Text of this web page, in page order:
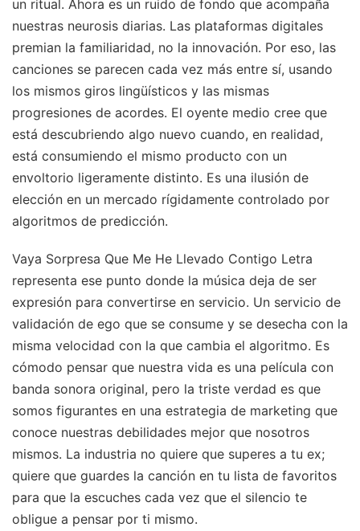
un ritual. Ahora es un ruido de fondo que acompaña
nuestras neurosis diarias. Las plataformas digitales
premian la familiaridad, no la innovación. Por eso, las
canciones se parecen cada vez más entre sí, usando
los mismos giros lingüísticos y las mismas
progresiones de acordes. El oyente medio cree que
está descubriendo algo nuevo cuando, en realidad,
está consumiendo el mismo producto con un
envoltorio ligeramente distinto. Es una ilusión de
elección en un mercado rígidamente controlado por
algoritmos de predicción.
Vaya Sorpresa Que Me He Llevado Contigo Letra
representa ese punto donde la música deja de ser
expresión para convertirse en servicio. Un servicio de
validación de ego que se consume y se desecha con la
misma velocidad con la que cambia el algoritmo. Es
cómodo pensar que nuestra vida es una película con
banda sonora original, pero la triste verdad es que
somos figurantes en una estrategia de marketing que
conoce nuestras debilidades mejor que nosotros
mismos. La industria no quiere que superes a tu ex;
quiere que guardes la canción en tu lista de favoritos
para que la escuches cada vez que el silencio te
obligue a pensar por ti mismo.